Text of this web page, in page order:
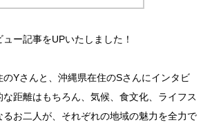
ー記事をUPいたしました！
Yさんと、沖縄県在住のSさんにインタビ
な距離はもちろん、気候、食文化、ライフス
るお二人が、それぞれの地域の魅力を全力で